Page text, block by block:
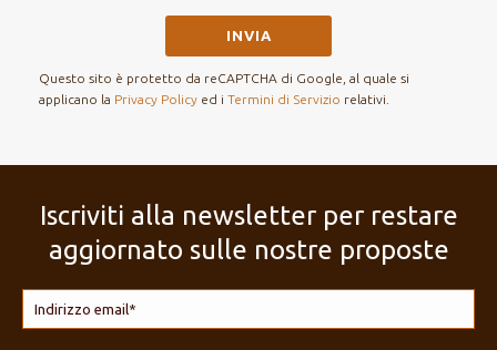
Questo sito è protetto da reCAPTCHA di Google, al quale si
applicano la Privacy Policy ed i Termini di Servizio relativi.
Iscriviti alla newsletter per restare
aggiornato sulle nostre proposte